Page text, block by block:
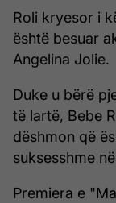
Roli kryesor i
është besuar
Angelina Jolie.
Duke u bërë
të lartë, Bebe
dëshmon që
suksesshme
Premiera e